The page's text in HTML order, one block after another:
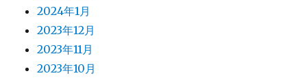
2024年1月
2023年12月
2023年11月
2023年10月